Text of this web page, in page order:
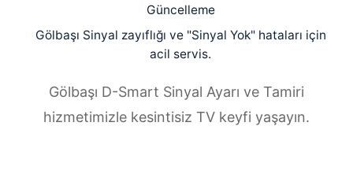
Güncelleme
Gölbaşı Sinyal zayıflığı ve "Sinyal Yok" hataları için
acil servis.
Gölbaşı D-Smart Sinyal Ayarı ve Tamiri
hizmetimizle kesintisiz TV keyfi yaşayın.